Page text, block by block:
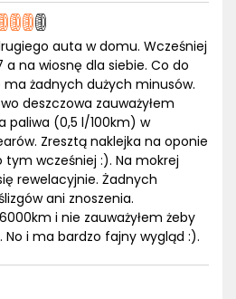
auta w domu. Wcześniej
na wiosnę dla siebie. Co do
żadnych dużych minusów.
deszczowa zauważyłem
paliwa (0,5 l/100km) w
Zresztą naklejka na oponie
wcześniej :). Na mokrej
rewelacyjnie. Żadnych
ani znoszenia.
i nie zauważyłem żeby
No i ma bardzo fajny wygląd :).